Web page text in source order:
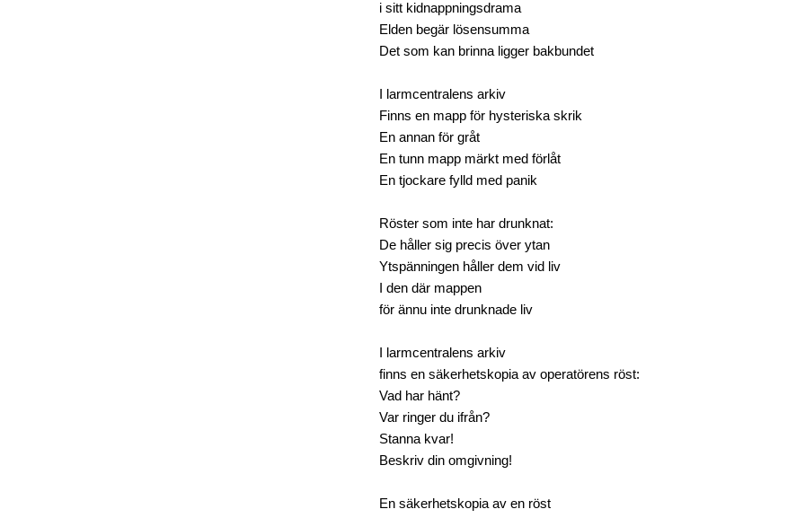
i sitt kidnappningsdrama
Elden begär lösensumma
Det som kan brinna ligger bakbundet
I larmcentralens arkiv
Finns en mapp för hysteriska skrik
En annan för gråt
En tunn mapp märkt med förlåt
En tjockare fylld med panik
Röster som inte har drunknat:
De håller sig precis över ytan
Ytspänningen håller dem vid liv
I den där mappen
för ännu inte drunknade liv
I larmcentralens arkiv
finns en säkerhetskopia av operatörens röst:
Vad har hänt?
Var ringer du ifrån?
Stanna kvar!
Beskriv din omgivning!
En säkerhetskopia av en röst